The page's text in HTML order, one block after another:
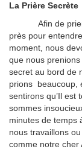
La Prière Secrète
Afin de
près pour
moment, nous
que nous
secret au bord de
prions beaucoup,
sentirons qu’Il est
sommes
minutes de temps
nous travaillons
comme notre cher